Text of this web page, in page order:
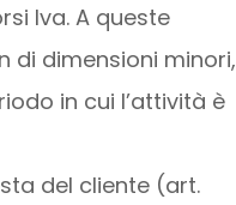
Iva. A queste
di dimensioni minori,
in cui l’attività è
del cliente (art.